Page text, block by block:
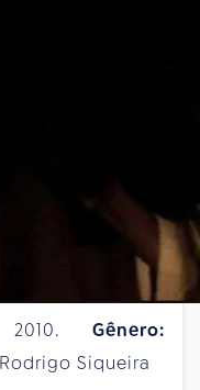
Gênero:
Rodrigo Siqueira